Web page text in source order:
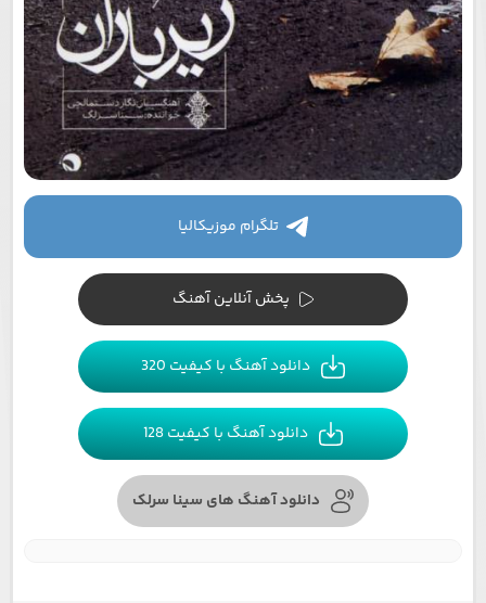
تلگرام موزیکالیا
پخش آنلاین آهنگ
دانلود آهنگ با کیفیت 320
دانلود آهنگ با کیفیت 128
دانلود آهنگ های سینا سرلک